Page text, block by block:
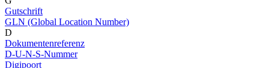
Gutschrift
GLN (Global Location Number)
D
Dokumentenreferenz
D-U-N-S-Nummer
Digipoort